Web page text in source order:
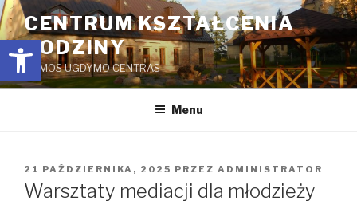
Open toolbar
Przejdź
do
treści
CENTRUM KSZTAŁCENIA
RODZINY
ŠEIMOS UGDYMO CENTRAS
Menu
OPUBLIKOWANE
W
21 PAŹDZIERNIKA, 2025 PRZEZ ADMINISTRATOR
Warsztaty mediacji dla młodzieży